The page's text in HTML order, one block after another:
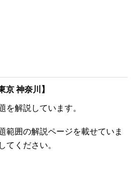
神奈川】
を解説しています。
範囲の解説ページを載せていま
てください。